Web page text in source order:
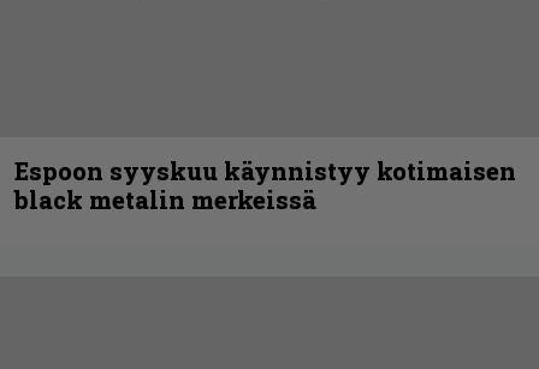
Espoon syyskuu käynnistyy kotimaisen
black metalin merkeissä